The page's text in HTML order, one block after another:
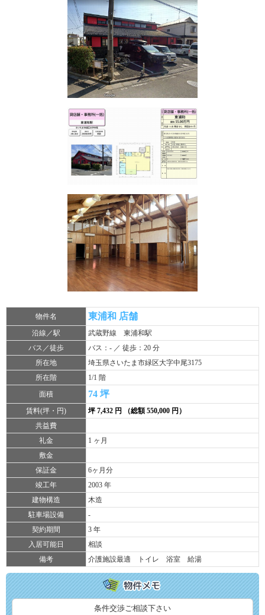
物件名 東浦和 店舗
沿線／駅
武蔵野線 東浦和駅
バス／徒歩
バス：- ／ 徒歩：20 分
所在地
埼玉県さいたま市緑区大字中尾3175
所在階
1/1 階
面積
74 坪
賃料(坪・円)
坪 7,432 円 （総額 550,000 円）
共益費
礼金
1 ヶ月
敷金
保証金
6ヶ月分
竣工年
2003 年
建物構造
木造
駐車場設備
-
契約期間
3 年
入居可能日
相談
備考
介護施設最適 トイレ 浴室 給湯
条件交渉ご相談下さい